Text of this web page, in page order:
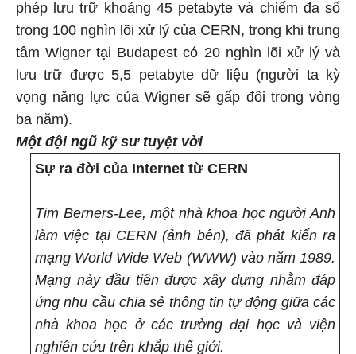
phép lưu trữ khoảng 45 petabyte và chiếm đa số
trong 100 nghìn lõi xử lý của CERN, trong khi trung
tâm Wigner tại Budapest có 20 nghìn lõi xử lý và
lưu trữ được 5,5 petabyte dữ liệu (người ta kỳ
vọng năng lực của Wigner sẽ gấp đôi trong vòng
ba năm).
Một đội ngũ kỹ sư tuyệt vời
Sự ra đời của Internet từ CERN
Tim Berners-Lee, một nhà khoa học người Anh
làm việc tại CERN (ảnh bên), đã phát kiến ra
mạng World Wide Web (WWW) vào năm 1989.
Mạng này đầu tiên được xây dựng nhằm đáp
ứng nhu cầu chia sẻ thông tin tự động giữa các
nhà khoa học ở các trường đại học và viện
nghiên cứu trên khắp thế giới.